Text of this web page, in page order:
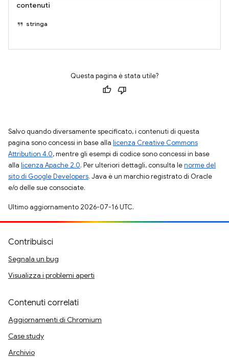
contenuti
stringa
Questa pagina è stata utile?
Salvo quando diversamente specificato, i contenuti di questa
pagina sono concessi in base alla licenza Creative Commons
Attribution 4.0, mentre gli esempi di codice sono concessi in base
alla licenza Apache 2.0. Per ulteriori dettagli, consulta lenorme del
sito di Google Developers. Java è un marchio registrato di Oracle
e/o delle sue consociate.
Ultimo aggiornamento 2026-07-16 UTC.
Contribuisci
Segnala un bug
Visualizza i problemi aperti
Contenuti correlati
Aggiornamenti di Chromium
Case study
Archivio